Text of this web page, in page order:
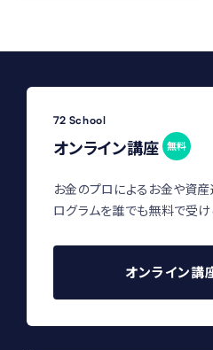
72 School
オンライン講座 無料
お金のプロによるお金や資
ログラムを誰でも無料で受け
オンライン講